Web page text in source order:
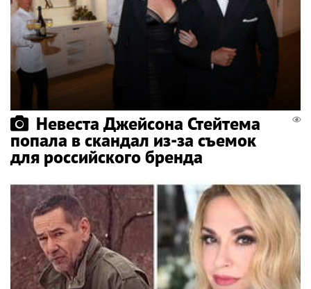
Невеста Джейсона Стейтема
попала в скандал из-за съемок
для российского бренда